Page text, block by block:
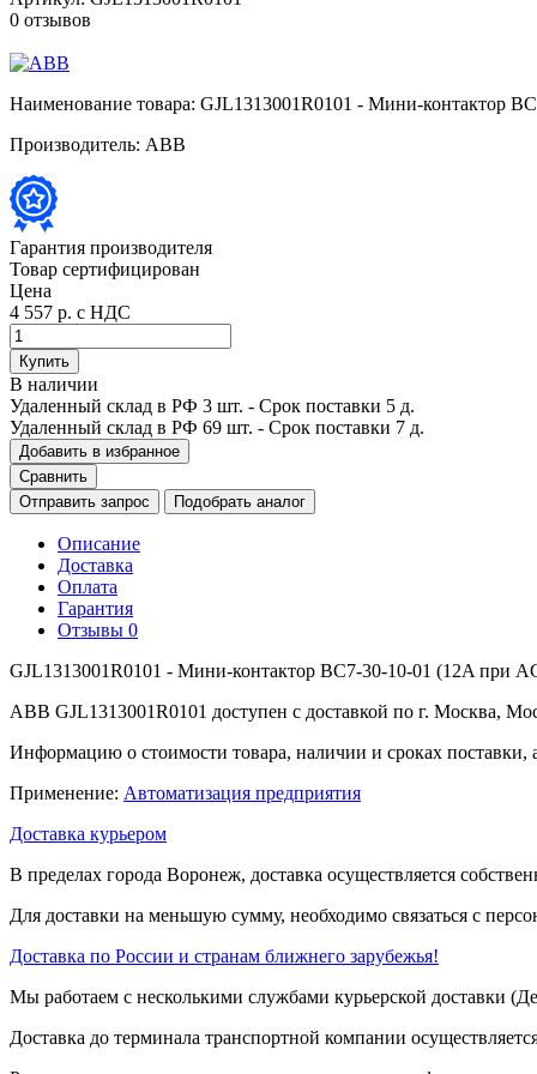
0 отзывов
Наименование товара: GJL1313001R0101 - Мини-контактор
Производитель: ABB
Гарантия производителя
Товар сертифицирован
Цена
4 557 р. с НДС
Купить
В наличии
Удаленный склад в РФ 3 шт. - Срок поставки 5 д.
Удаленный склад в РФ 69 шт. - Срок поставки 7 д.
Добавить в избранное
Сравнить
Отправить запрос
Подобрать аналог
Описание
Доставка
Оплата
Гарантия
Отзывы 0
GJL1313001R0101 - Мини-контактор BC7-30-10-01 (12A при
ABB GJL1313001R0101 доступен с доставкой по г. Москва,
Информацию о стоимости товара, наличии и сроках
Применение: Автоматизация предприятия
Доставка курьером
В пределах города Воронеж, доставка осуществляется
Для доставки на меньшую сумму, необходимо связаться с
Доставка по России и странам ближнего зарубежья!
Мы работаем с несколькими службами курьерской
Доставка до терминала транспортной компании